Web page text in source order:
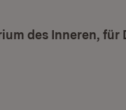
des Inneren, für